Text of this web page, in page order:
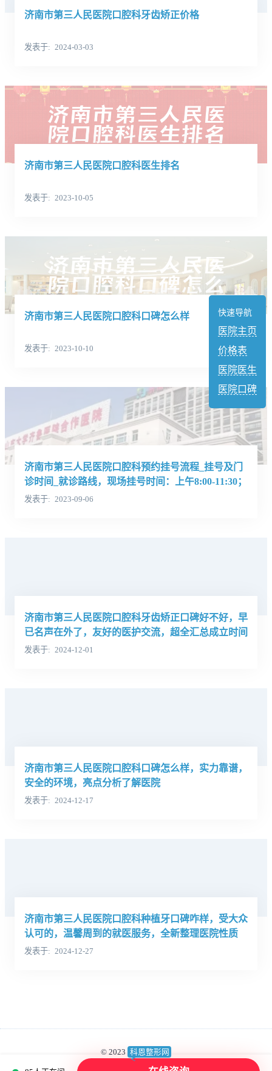
快速导航
医院主页
价格表
医院医生
医院口碑
济南市第三人民医院口腔科牙齿矫正价格
发表于 2024-03-03
济南市第三人民医院口腔科医生排名
发表于 2023-10-05
济南市第三人民医院口腔科口碑怎么样
发表于 2023-10-10
济南市第三人民医院口腔科预约挂号流程_挂号及门
诊时间_就诊路线，现场挂号时间：上午8:00-11:30；
下午13:30-17:00，周六、日照常
发表于 2023-09-06
济南市第三人民医院口腔科牙齿矫正口碑好不好，早
已名声在外了，友好的医护交流，超全汇总成立时间
发表于 2024-12-01
济南市第三人民医院口腔科口碑怎么样，实力靠谱，
安全的环境，亮点分析了解医院
发表于 2024-12-17
济南市第三人民医院口腔科种植牙口碑咋样，受大众
认可的，温馨周到的就医服务，全新整理医院性质
发表于 2024-12-27
© 2023 科恩整形网
蜀ICP备2023018539号
版权所有：成都高新美呗医疗美容诊所有限公司